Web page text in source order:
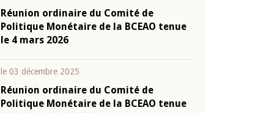
Réunion ordinaire du Comité de
Politique Monétaire de la BCEAO tenue
le 4 mars 2026
le 03 décembre 2025
Réunion ordinaire du Comité de
Politique Monétaire de la BCEAO tenue